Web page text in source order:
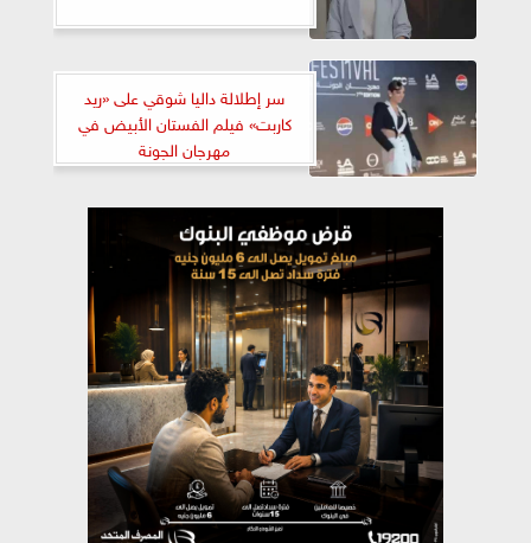
سر إطلالة داليا شوقي على «ريد
كاربت» فيلم الفستان الأبيض في
مهرجان الجونة